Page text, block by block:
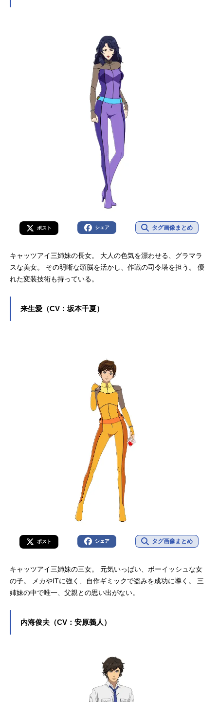
ポスト シェア タグ画像まとめ
キャッツアイ三姉妹の長女。 大人の色気を漂わせる、グラマラ
スな美女。 その明晰な頭脳を活かし、作戦の司令塔を担う。 優
れた変装技術も持っている。
来生愛（CV：坂本千夏）
ポスト シェア タグ画像まとめ
キャッツアイ三姉妹の三女。 元気いっぱい、ボーイッシュな女
の子。 メカやITに強く、自作ギミックで盗みを成功に導く。 三
姉妹の中で唯一、父親との思い出がない。
内海俊夫（CV：安原義人）